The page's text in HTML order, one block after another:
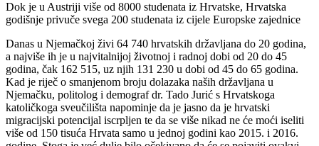
Dok je u Austriji više od 8000 studenata iz Hrvatske, Hrvatska
godišnje privuče svega 200 studenata iz cijele Europske zajednice
Danas u Njemačkoj živi 64 740 hrvatskih državljana do 20 godina,
a najviše ih je u najvitalnijoj životnoj i radnoj dobi od 20 do 45
godina, čak 162 515, uz njih 131 230 u dobi od 45 do 65 godina.
Kad je riječ o smanjenom broju dolazaka naših državljana u
Njemačku, politolog i demograf dr. Tado Jurić s Hrvatskoga
katoličkoga sveučilišta napominje da je jasno da je hrvatski
migracijski potencijal iscrpljen te da se više nikad ne će moći iseliti
više od 150 tisuća Hrvata samo u jednoj godini kao 2015. i 2016.